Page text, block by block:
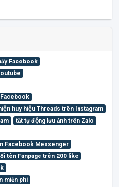
Facebook
hiện huy hiệu Threads trên Instagram
tắt tự động lưu ảnh trên Zalo
Facebook Messenger
tên Fanpage trên 200 like
miễn phí